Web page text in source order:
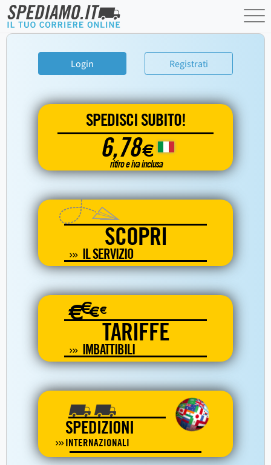
Login Registrati
SPEDISCI SUBITO!
6,78€
ritiro e iva inclusa
SCOPRI
IL SERVIZIO
€€€€
TARIFFE
IMBATTIBILI
SPEDIZIONI
INTERNAZIONALI